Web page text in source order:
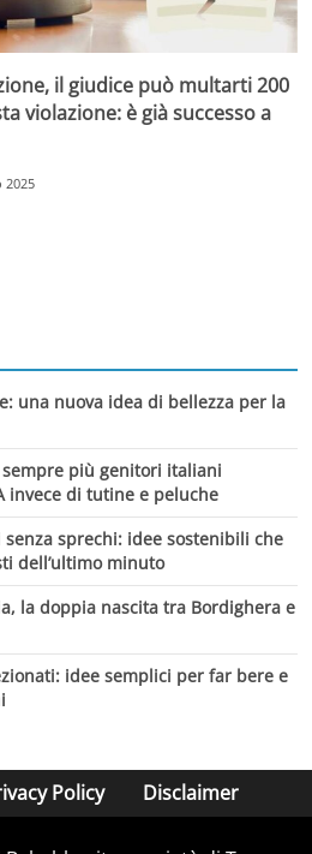
il giudice può multarti 200
violazione: è già successo a
2025
una nuova idea di bellezza per la
più genitori italiani
invece di tutine e peluche
sprechi: idee sostenibili che
dell’ultimo minuto
la doppia nascita tra Bordighera e
idee semplici per far bere e
Policy Disclaimer